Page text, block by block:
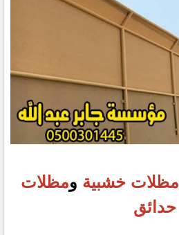
مظلات خشبية ومظلات
حدائق